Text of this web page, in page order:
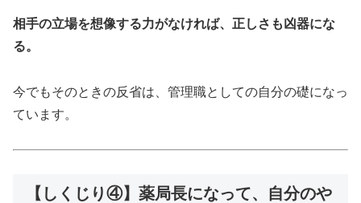
相手の立場を想像する力がなければ、正しさも凶器にな
る。
今でもそのときの反省は、管理職としての自分の礎になっ
ています。
【しくじり④】薬局長になって、自分のや